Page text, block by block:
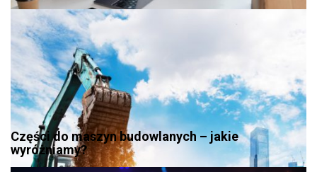
Części do maszyn budowlanych – jakie
wyróżniamy?